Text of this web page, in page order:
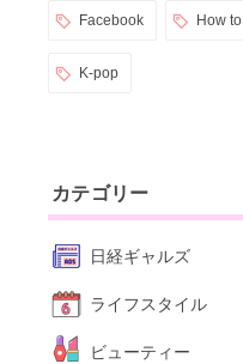
Facebook How to
K-pop
カテゴリー
日経ギャルズ
ライフスタイル
ビューティー